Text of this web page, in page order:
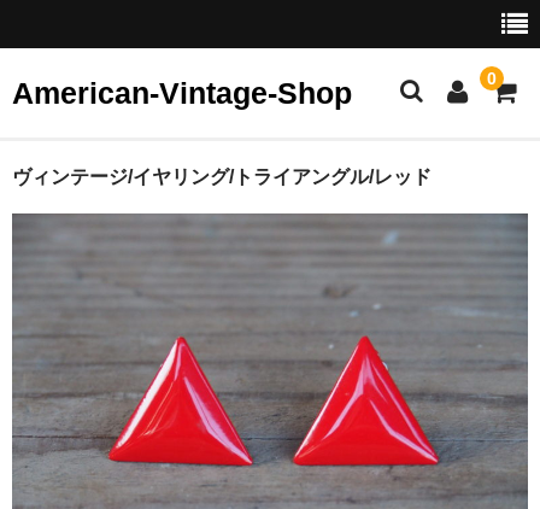
American-Vintage-Shop 0
ホーム
ヴィンテージ ジュエリー
ブレスレット・バングル
ブローチ
ヴィンテージ/イヤリング/トライアングル/レッド